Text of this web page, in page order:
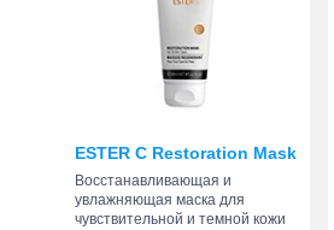
ESTER C Restoration Mask
Восстанавливающая и
увлажняющая маска для
чувствительной и темной кожи